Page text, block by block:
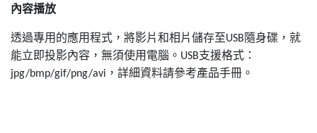
內容播放
透過專用的應用程式，將影片和相片儲存至USB隨身碟，就
能立即投影內容，無須使用電腦。 USB支援格式：
jpg/bmp/gif/png/avi ，詳細資料請參考產品手冊。